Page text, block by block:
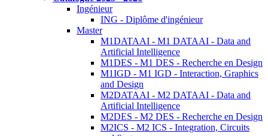
Ingénieur
ING - Diplôme d'ingénieur
Master
M1DATAAI - M1 DATAAI - Data and
Artificial Intelligence
M1DES - M1 DES - Recherche en Design
M1IGD - M1 IGD - Interaction, Graphics
and Design
M2DATAAI - M2 DATAAI - Data and
Artificial Intelligence
M2DES - M2 DES - Recherche en Design
M2ICS - M2 ICS - Integration, Circuits